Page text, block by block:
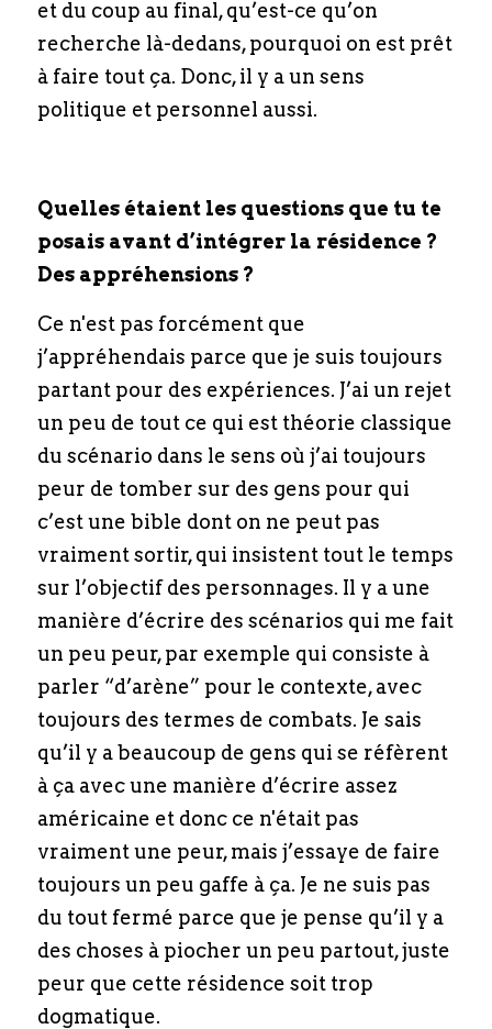
et du coup au final, qu’est-ce qu’on
recherche là-dedans, pourquoi on est prêt
à faire tout ça. Donc, il y a un sens
politique et personnel aussi.
Quelles étaient les questions que tu te
posais avant d’intégrer la résidence ?
Des appréhensions ?
Ce n'est pas forcément que
j’appréhendais parce que je suis toujours
partant pour des expériences. J’ai un rejet
un peu de tout ce qui est théorie classique
du scénario dans le sens où j’ai toujours
peur de tomber sur des gens pour qui
c’est une bible dont on ne peut pas
vraiment sortir, qui insistent tout le temps
sur l’objectif des personnages. Il y a une
manière d’écrire des scénarios qui me fait
un peu peur, par exemple qui consiste à
parler “d’arène” pour le contexte, avec
toujours des termes de combats. Je sais
qu’il y a beaucoup de gens qui se réfèrent
à ça avec une manière d’écrire assez
américaine et donc ce n'était pas
vraiment une peur, mais j’essaye de faire
toujours un peu gaffe à ça. Je ne suis pas
du tout fermé parce que je pense qu’il y a
des choses à piocher un peu partout, juste
peur que cette résidence soit trop
dogmatique.